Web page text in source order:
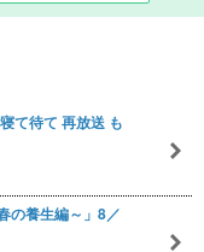
て待て 再放送 も
の養生編～」8／